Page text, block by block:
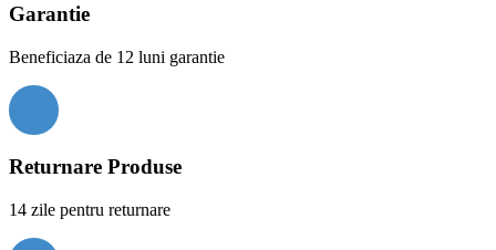
Garantie
Beneficiaza de 12 luni garantie
Returnare Produse
14 zile pentru returnare